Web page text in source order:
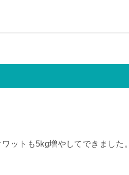
ットも5kg増やしてできました。